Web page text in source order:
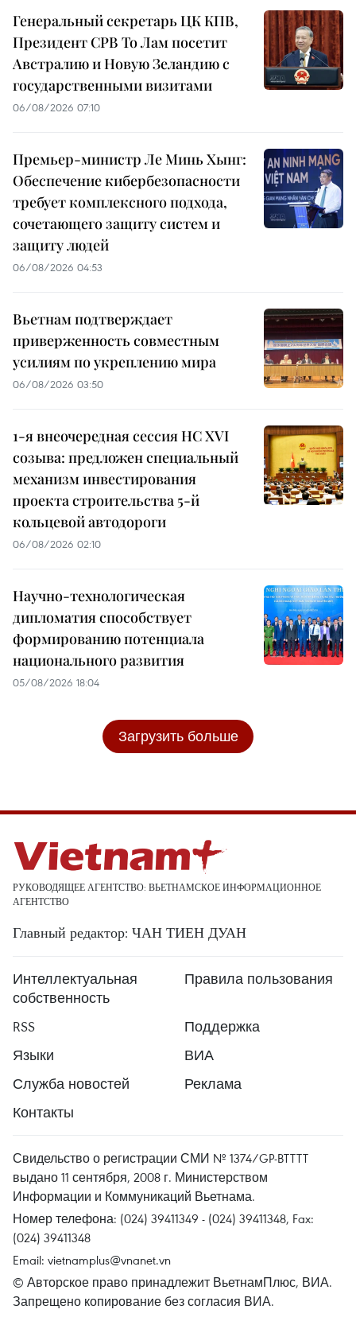
Генеральный секретарь ЦК КПВ,
Президент СРВ То Лам посетит
Австралию и Новую Зеландию с
государственными визитами
06/08/2026 07:10
Премьер-министр Ле Минь Хынг:
Обеспечение кибербезопасности
требует комплексного подхода,
сочетающего защиту систем и
защиту людей
06/08/2026 04:53
Вьетнам подтверждает
приверженность совместным
усилиям по укреплению мира
06/08/2026 03:50
1-я внеочередная сессия НС XVI
созыва: предложен специальный
механизм инвестирования
проекта строительства 5-й
кольцевой автодороги
06/08/2026 02:10
Научно-технологическая
дипломатия способствует
формированию потенциала
национального развития
05/08/2026 18:04
Загрузить больше
РУКОВОДЯЩЕЕ АГЕНТСТВО: ВЬЕТНАМСКОЕ ИНФОРМАЦИОННОЕ
АГЕНТСТВО
Главный редактор: ЧАН ТИЕН ДУАН
Интеллектуальная
собственность
Правила пользования
RSS
Поддержка
Языки
ВИА
Служба новостей
Реклама
Контакты
Свидельство о регистрации СМИ № 1374/GP-BTTTT
выдано 11 сентября, 2008 г. Министерством
Информации и Коммуникаций Вьетнама.
Номер телефона: (024) 39411349 - (024) 39411348, Fax:
(024) 39411348
Email: vietnamplus@vnanet.vn
© Авторское право принадлежит ВьетнамПлюс, ВИА.
Запрещено копирование без согласия ВИА.